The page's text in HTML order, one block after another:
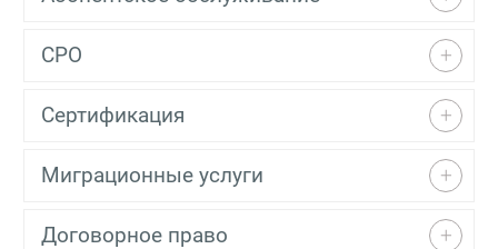
СРО
Сертификация
Миграционные услуги
Договорное право